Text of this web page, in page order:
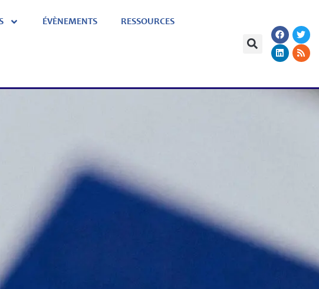
ÉVÈNEMENTS RESSOURCES